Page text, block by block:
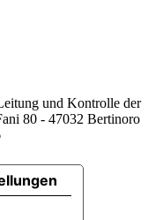
und Kontrolle der
80 - 47032 Bertinoro